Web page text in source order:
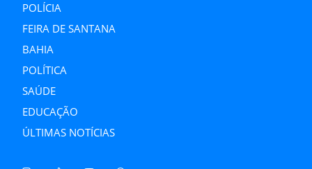
POLÍCIA
FEIRA DE SANTANA
BAHIA
POLÍTICA
SAÚDE
EDUCAÇÃO
ÚLTIMAS NOTÍCIAS